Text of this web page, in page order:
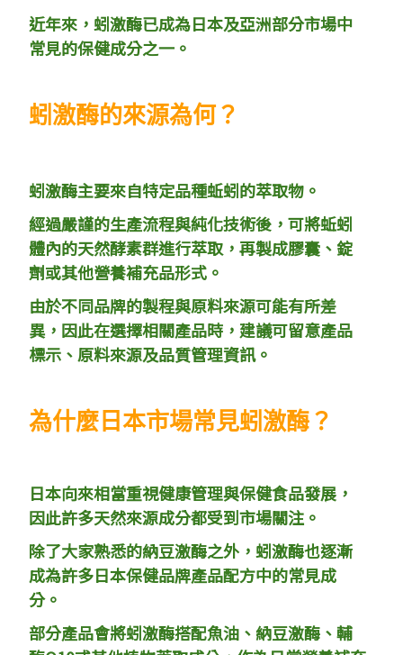
近年來，蚓激酶已成為日本及亞洲部分市場中
常見的保健成分之一。
蚓激酶的來源為何？
蚓激酶主要來自特定品種蚯蚓的萃取物。
經過嚴謹的生產流程與純化技術後，可將蚯蚓
體內的天然酵素群進行萃取，再製成膠囊、錠
劑或其他營養補充品形式。
由於不同品牌的製程與原料來源可能有所差
異，因此在選擇相關產品時，建議可留意產品
標示、原料來源及品質管理資訊。
為什麼日本市場常見蚓激酶？
日本向來相當重視健康管理與保健食品發展，
因此許多天然來源成分都受到市場關注。
除了大家熟悉的納豆激酶之外，蚓激酶也逐漸
成為許多日本保健品牌產品配方中的常見成
分。
部分產品會將蚓激酶搭配魚油、納豆激酶、輔